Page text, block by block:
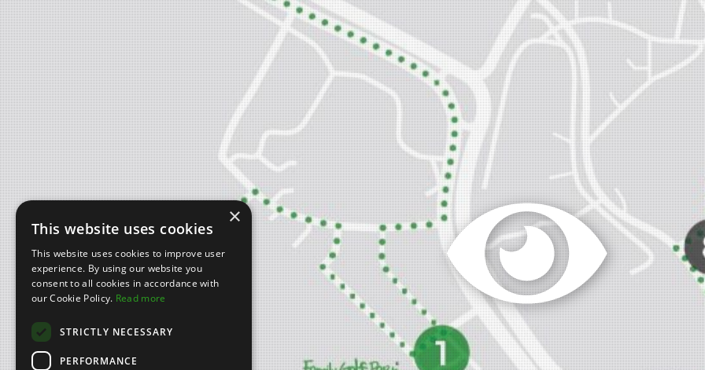
×
This website uses cookies
This website uses cookies to improve user
experience. By using our website you
consent to all cookies in accordance with
our Cookie Policy. Read more
STRICTLY NECESSARY
PERFORMANCE